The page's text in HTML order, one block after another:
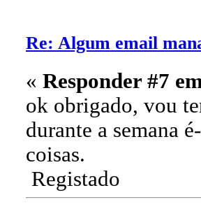
Re: Algum email
« Responder #7
ok obrigado, vou
durante a semana
coisas.
Registado